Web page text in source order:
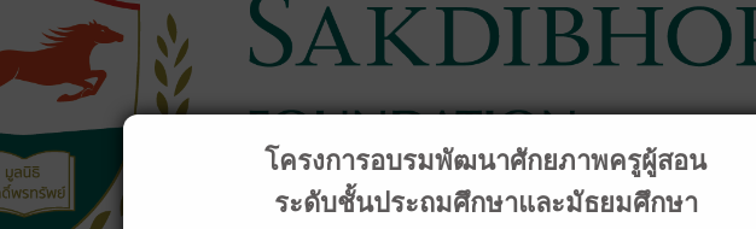
โครงการอบรมพัฒนาศักยภาพครูผู้สอน
ระดับชั้นประถมศึกษาและมัธยมศึกษา